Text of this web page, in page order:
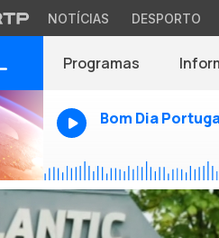
NOTÍCIAS DESPORTO
Programas
Bom Dia